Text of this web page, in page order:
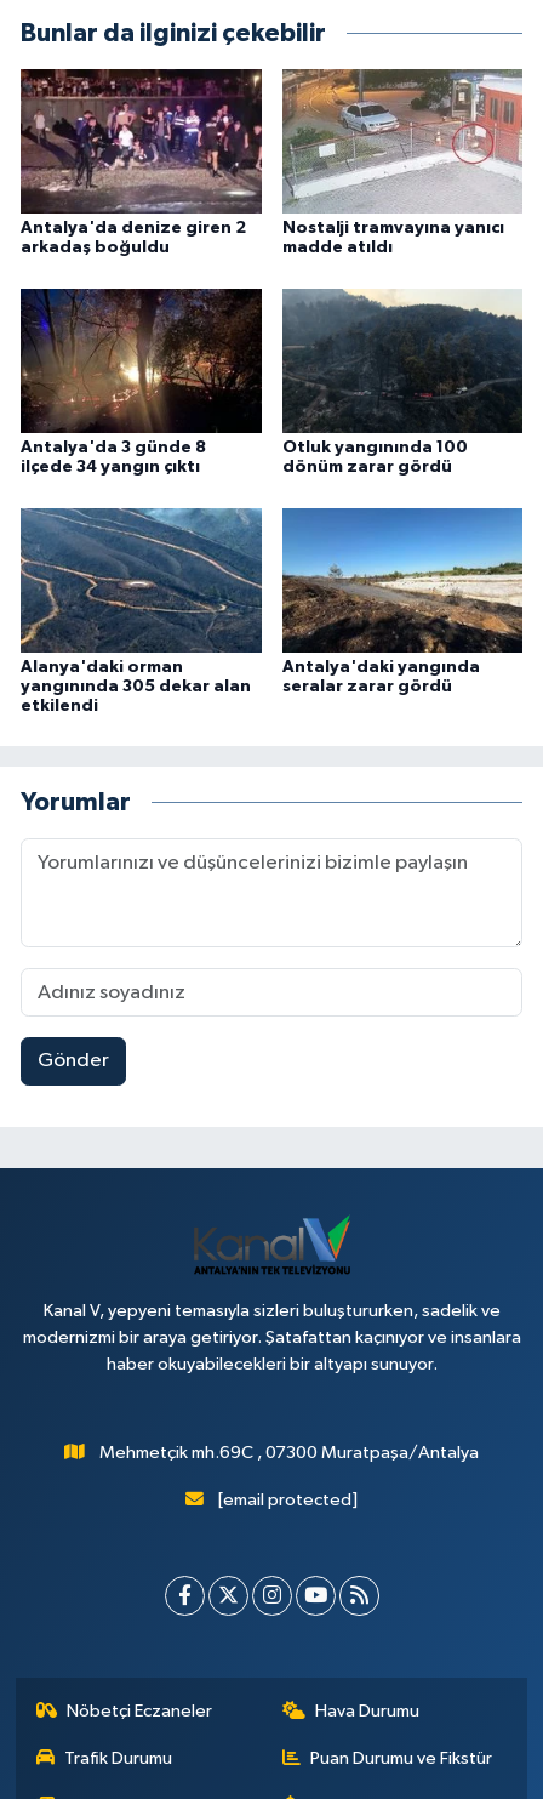
Bunlar da ilginizi çekebilir
Antalya'da denize giren 2
arkadaş boğuldu
Nostalji tramvayına yanıcı
madde atıldı
Antalya'da 3 günde 8
ilçede 34 yangın çıktı
Otluk yangınında 100
dönüm zarar gördü
Alanya'daki orman
yangınında 305 dekar alan
etkilendi
Antalya'daki yangında
seralar zarar gördü
Yorumlar
Gönder
Kanal V, yepyeni temasıyla sizleri buluştururken, sadelik ve
modernizmi bir araya getiriyor. Şatafattan kaçınıyor ve insanlara
haber okuyabilecekleri bir altyapı sunuyor.
Mehmetçik mh.69C , 07300 Muratpaşa/Antalya
[email protected]
Nöbetçi Eczaneler Hava Durumu
Trafik Durumu Puan Durumu ve Fikstür